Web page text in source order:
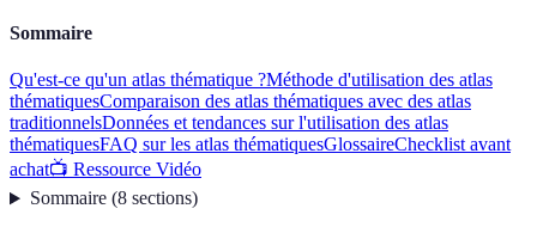
Sommaire
Qu'est-ce qu'un atlas thématique ?Méthode d'utilisation des atlas
thématiquesComparaison des atlas thématiques avec des atlas
traditionnelsDonnées et tendances sur l'utilisation des atlas
thématiquesFAQ sur les atlas thématiquesGlossaireChecklist avant
achat📺 Ressource Vidéo
Sommaire(8 sections)